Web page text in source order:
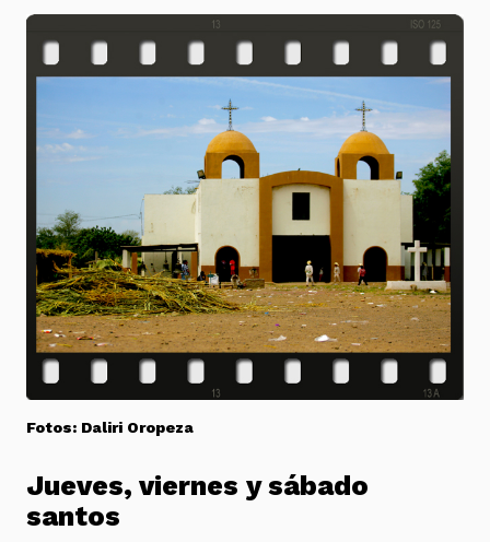
Fotos: Daliri Oropeza
Jueves, viernes y sábado
santos